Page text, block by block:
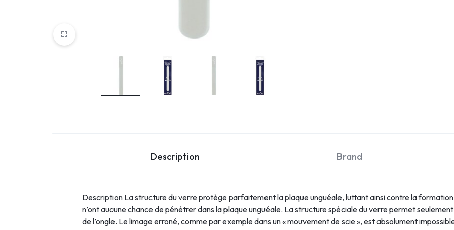
Description Brand
Description La structure du verre protège parfaitement la plaque unguéale, luttant ainsi contre la formation
n’ont aucune chance de pénétrer dans la plaque unguéale. La structure spéciale du verre permet
de l’ongle. Le limage erroné, comme par exemple dans un « mouvement de scie », est absolument